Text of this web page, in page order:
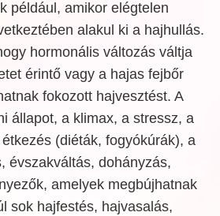
például, amikor elégtelen
alakul ki a hajhullás.
hormonális változás váltja
érintő vagy a hajas fejbőr
fokozott hajvesztést. A
állapot, a klimax, a stressz, a
(diéták, fogyókúrák), a
évszakváltás, dohányzás,
amelyek megbújhatnak
sok hajfestés, hajvasalás,